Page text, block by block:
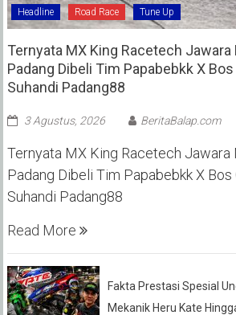
Headline Road Race Tune Up
Ternyata MX King Racetech Jawara
Padang Dibeli Tim Papabebkk X
Suhandi Padang88
3 Agustus, 2026 BeritaBalap.com
Ternyata MX King Racetech Jawara
Padang Dibeli Tim Papabebkk X Bos
Suhandi Padang88
Read More
Fakta Prestasi Spesial
Mekanik Heru Kate